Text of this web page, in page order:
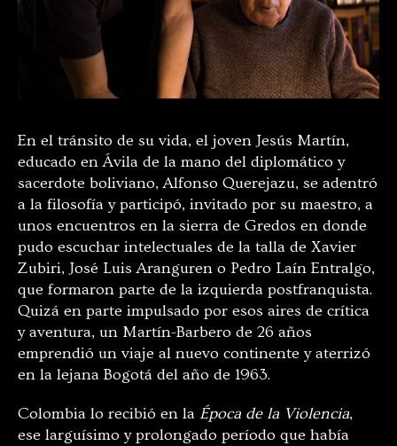
En el tránsito de su vida, el joven Jesús Martín,
educado en Ávila de la mano del diplomático y
sacerdote boliviano, Alfonso Querejazu, se adentró
a la filosofía y participó, invitado por su maestro, a
unos encuentros en la sierra de Gredos en donde
pudo escuchar intelectuales de la talla de Xavier
Zubiri, José Luis Aranguren o Pedro Laín Entralgo,
que formaron parte de la izquierda postfranquista.
Quizá en parte impulsado por esos aires de crítica
y aventura, un Martín-Barbero de 26 años
emprendió un viaje al nuevo continente y aterrizó
en la lejana Bogotá del año de 1963.
Colombia lo recibió en la Época de la Violencia,
ese larguísimo y prolongado período que había